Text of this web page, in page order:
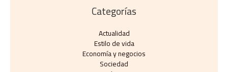
Categorías
Actualidad
Estilo de vida
Economía y negocios​
Sociedad